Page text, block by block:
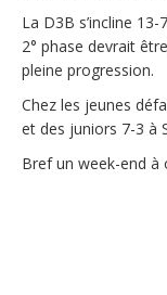
La D3B s’incline
2° phase devrait
pleine progression.
Chez les jeunes
et des juniors 7-3 à
Bref un week-end à